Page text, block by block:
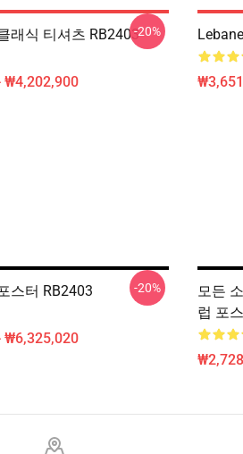
래식 티셔츠 RB2403
₩4,202,900
-20%
스터 RB2403
₩6,325,020
-20%
모든
럽 포